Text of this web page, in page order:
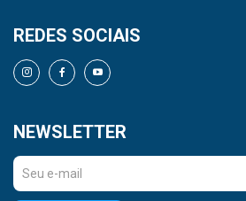
REDES SOCIAIS
NEWSLETTER